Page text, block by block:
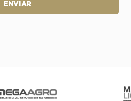
ENVIAR